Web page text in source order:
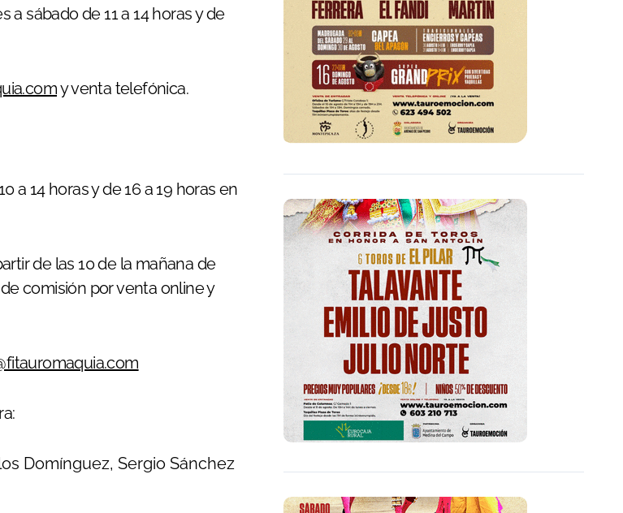
sábado de 11 a 14 horas y de
y venta telefónica.
a 14 horas y de 16 a 19 horas en
de las 10 de la mañana de
comisión por venta online y
Domínguez, Sergio Sánchez